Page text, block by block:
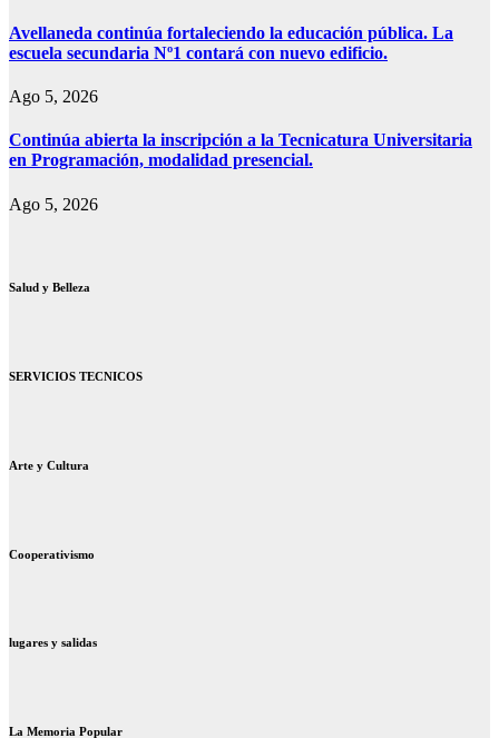
Avellaneda continúa fortaleciendo la educación pública. La
escuela secundaria Nº1 contará con nuevo edificio.
Ago 5, 2026
Continúa abierta la inscripción a la Tecnicatura Universitaria
en Programación, modalidad presencial.
Ago 5, 2026
Salud y Belleza
SERVICIOS TECNICOS
Arte y Cultura
Cooperativismo
lugares y salidas
La Memoria Popular